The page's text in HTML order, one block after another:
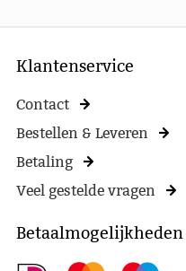
Klantenservice
Contact
Bestellen & Leveren
Betaling
Veel gestelde vragen
Betaalmogelijkheden